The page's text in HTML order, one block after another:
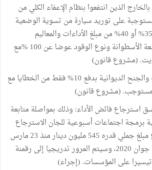
الذين انتفعوا بنظام الإعفاء الكلي من
على توريد سيارة من تسوية الوضعية
الديوانية وذلك بدفع 35% أو 40% من مبلغ الأداءات والمعاليم
المستوجبة بحسب سعة الأسطوانة ونوع الوقود عوضا عن 100 %مع
(مشروع قانون)
تسوية المخالفات والجنح الديوانية بدفع 10% فقط من الخطايا مع
المستوجب. (مشروع قانون)
استرجاع فائض الأداء: وذلك بمواصلة متابعة
برمجة اجتماعات أسبوعية للجان الاسترجاع
والذي مكن من إرجاع مبلغ جملي قدره 545 مليون دينار منذ 23 مارس
2020 إلى غاية موفي جوان 2020، وسيتم المرور تدريجيا إلى رقمنة
على المؤسسات. (إجراء)